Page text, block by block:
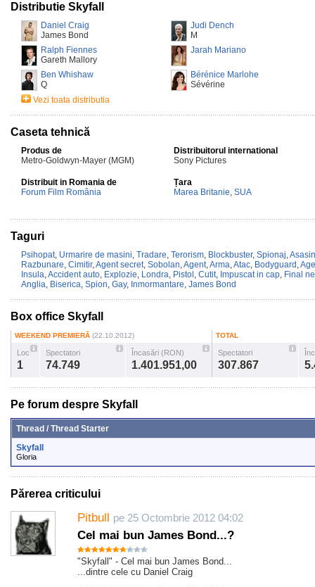
Distributie Skyfall
Daniel Craig
James Bond
Judi Dench
M
Ralph Fiennes
Gareth Mallory
Jarah Mariano
Ben Whishaw
Q
Bérénice Marlohe
Sévérine
Vezi toata distributia
Caseta tehnică
Produs de
Metro-Goldwyn-Mayer (MGM)
Distribuitorul international
Sony Pictures
Distribuit in Romania de
Forum Film România
Țara
Marea Britanie, SUA
Taguri
Psihopat, Urmarire de masini, Tradare, Terorism, Blockbuster, Spionaj,Asasin
Razbunare, Cimitir,Agent secret, Sobolan,Agent,Arma,Atac, Bodyguard ,
Insula,Accident auto, Explozie, Londra, Pistol , Cutit, Impuscat in cap, Final
Anglia, Biserica, Spion, Gay, Inmormantare, James Bond
Box office Skyfall
WEEKEND PREMIERĂ (22.10.2012)
Loc
1
Spectatori
74.749
Încasări (RON)
1.401.951,00
TOTAL
Spectatori
307.867
Pe forum despre Skyfall
Thread / Thread Starter
Skyfall
Gloria
Părerea criticului
Pitbull pe 25 Octombrie 2012 04:02
Cel mai bun James Bond...?
"Skyfall" - Cel mai bun James Bond...
...dintre cele cu Daniel Craig